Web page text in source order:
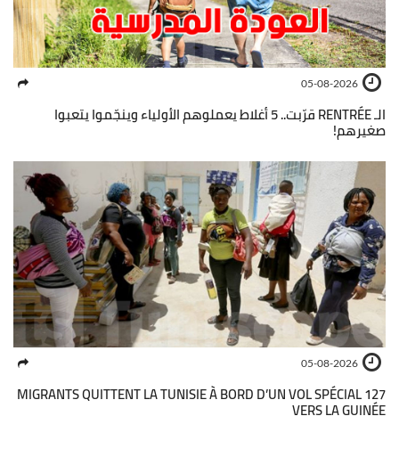
05-08-2026
الـ RENTRÉE قرّبت.. 5 أغلاط يعملوهم الأولياء وينجّموا يتعبوا
صغيرهم!
05-08-2026
127 MIGRANTS QUITTENT LA TUNISIE À BORD D’UN VOL SPÉCIAL
VERS LA GUINÉE